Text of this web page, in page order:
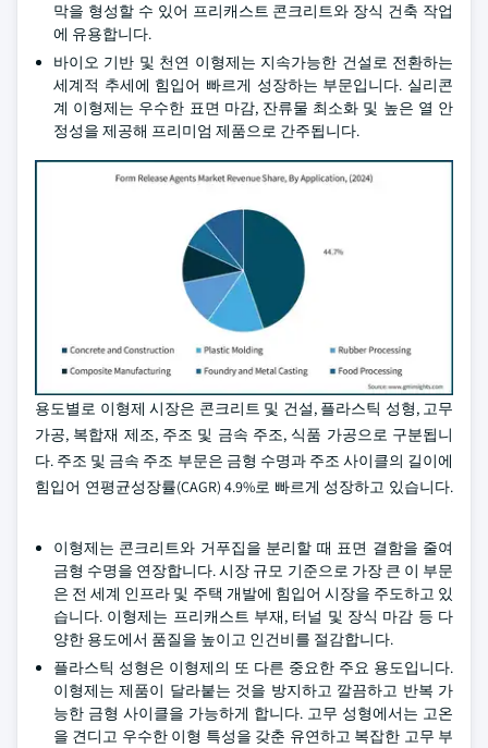
막을 형성할 수 있어 프리캐스트 콘크리트와 장식 건축 작업
에 유용합니다.
바이오 기반 및 천연 이형제는 지속가능한 건설로 전환하는
세계적 추세에 힘입어 빠르게 성장하는 부문입니다. 실리콘
계 이형제는 우수한 표면 마감, 잔류물 최소화 및 높은 열 안
정성을 제공해 프리미엄 제품으로 간주됩니다.
용도별로 이형제 시장은 콘크리트 및 건설, 플라스틱 성형, 고무
가공, 복합재 제조, 주조 및 금속 주조, 식품 가공으로 구분됩니
다. 주조 및 금속 주조 부문은 금형 수명과 주조 사이클의 길이에
힘입어 연평균성장률(CAGR) 4.9%로 빠르게 성장하고 있습니다.
이형제는 콘크리트와 거푸집을 분리할 때 표면 결함을 줄여
금형 수명을 연장합니다. 시장 규모 기준으로 가장 큰 이 부문
은 전 세계 인프라 및 주택 개발에 힘입어 시장을 주도하고 있
습니다. 이형제는 프리캐스트 부재, 터널 및 장식 마감 등 다
양한 용도에서 품질을 높이고 인건비를 절감합니다.
플라스틱 성형은 이형제의 또 다른 중요한 주요 용도입니다.
이형제는 제품이 달라붙는 것을 방지하고 깔끔하고 반복 가
능한 금형 사이클을 가능하게 합니다. 고무 성형에서는 고온
을 견디고 우수한 이형 특성을 갖춘 유연하고 복잡한 고무 부